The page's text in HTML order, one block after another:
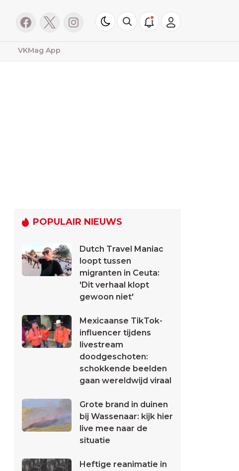
VKMag App
POPULAIR NIEUWS
Dutch Travel Maniac
loopt tussen
migranten in Ceuta:
'Dit verhaal klopt
gewoon niet'
Mexicaanse TikTok-
influencer tijdens
livestream
doodgeschoten:
schokkende beelden
gaan wereldwijd viraal
Grote brand in duinen
bij Wassenaar: kijk hier
live mee naar de
situatie
Heftige reanimatie in